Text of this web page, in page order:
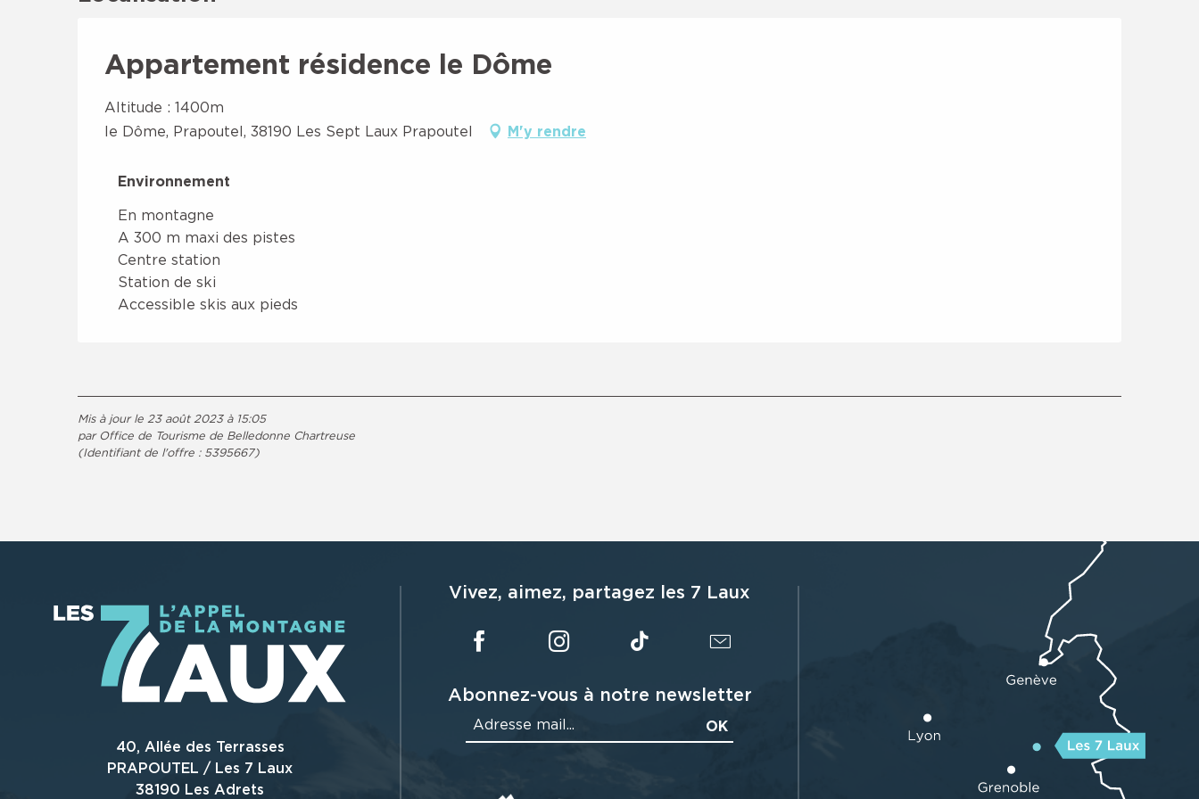
Appartement résidence le Dôme
Altitude : 1400m
le Dôme, Prapoutel, 38190 Les Sept Laux Prapoutel
M'y rendre
Environnement
Environnement
En montagne
A 300 m maxi des pistes
Centre station
Station de ski
Accessible skis aux pieds
Mis à jour le 23 août 2023 à 15:05
par Office de Tourisme de Belledonne Chartreuse
(Identifiant de l'offre : 5395667)
40, Allée des Terrasses
PRAPOUTEL / Les 7 Laux
38190 Les Adrets
Vivez, aimez, partagez les 7 Laux
Abonnez-vous à notre newsletter